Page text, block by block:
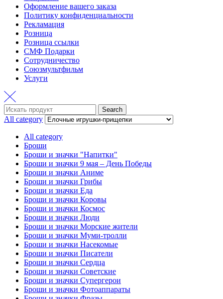
Оформление вашего заказа
Политику конфиденциальности
Рекламация
Розница
Розница ссылки
СМФ Подарки
Сотрудничество
Союзмультфильм
Услуги
Search
for:
Search
All category
All category
Броши
Броши и значки "Напитки"
Броши и значки 9 мая – День Победы
Броши и значки Аниме
Броши и значки Грибы
Броши и значки Еда
Броши и значки Коровы
Броши и значки Космос
Броши и значки Люди
Броши и значки Морские жители
Броши и значки Муми-тролли
Броши и значки Насекомые
Броши и значки Писатели
Броши и значки Сердца
Броши и значки Советские
Броши и значки Супергерои
Броши и значки Фотоаппараты